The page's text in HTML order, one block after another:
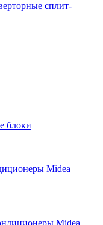
сплит-
блоки
Midea
Midea